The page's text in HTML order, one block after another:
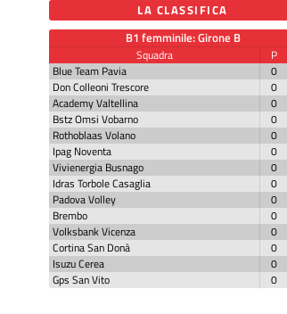
LA CLASSIFICA
B1 femminile: Girone B
Squadra P
Blue Team Pavia
0
Don Colleoni Trescore
0
Academy Valtellina
0
Bstz Omsi Vobarno
0
Rothoblaas Volano
0
Ipag Noventa
0
Vivienergia Busnago
0
Idras Torbole Casaglia
0
Padova Volley
0
Brembo
0
Volksbank Vicenza
0
Cortina San Donà
0
Isuzu Cerea
0
Gps San Vito
0